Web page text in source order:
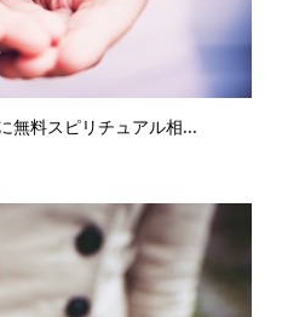
無料スピリチュアル相...